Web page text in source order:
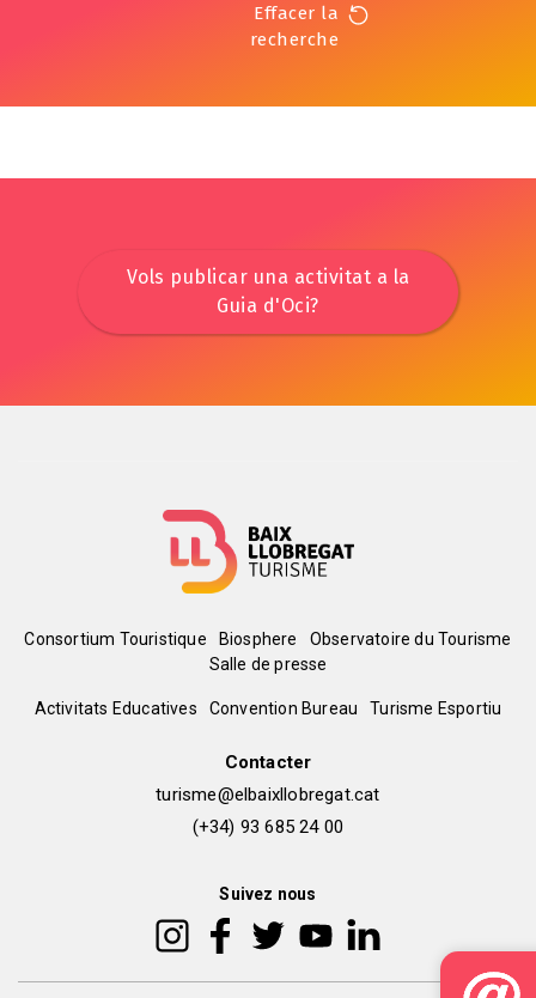
Effacer la
recherche
Vols publicar una activitat a la
Guia d'Oci?
Menú
del
Consortium Touristique Biosphere
Observatoire du Tourisme
Salle de presse
Peu
Activitats Educatives Convention Bureau Turisme Esportiu
Contacter
turisme@elbaixllobregat.cat
(+34) 93 685 24 00
Suivez nous